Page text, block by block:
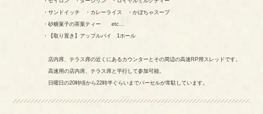
・サンドイッチ ・カレーライス ・かぼちゃスープ
・砂糖菓子の茶葉ティー etc...
・【取り置き】アップルパイ 1ホール
店内席、テラス席の近くにあるカウンターとその周辺の高速RP用スレッドです。
高速用の店内席、テラス席と平行して参加可能。
日曜日の20時頃から22時半ぐらいまでパーセルが常駐しています。